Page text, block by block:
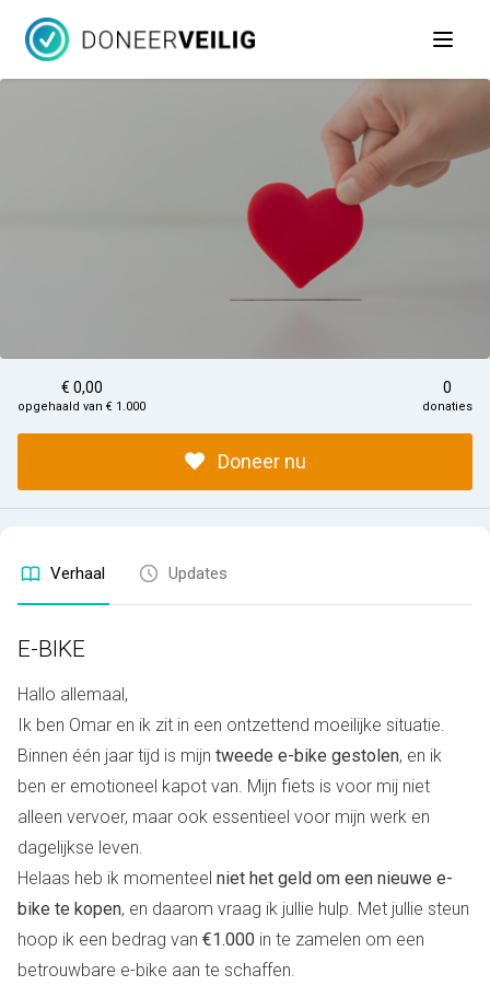
Open
€ 0,00
opgehaald van € 1.000
0
donaties
Doneer nu
Verhaal Updates
E-BIKE
Hallo allemaal,
Ik ben Omar en ik zit in een ontzettend moeilijke situatie.
Binnen één jaar tijd is mijn tweede e-bike gestolen, en ik
ben er emotioneel kapot van. Mijn fiets is voor mij niet
alleen vervoer, maar ook essentieel voor mijn werk en
dagelijkse leven.
Helaas heb ik momenteel niet het geld om een nieuwe e-
bike te kopen, en daarom vraag ik jullie hulp. Met jullie steun
hoop ik een bedrag van €1.000 in te zamelen om een
betrouwbare e-bike aan te schaffen.